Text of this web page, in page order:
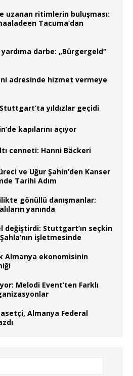
uzanan ritimlerin buluşması:
Tacuma’dan
darbe: „Bürgergeld“
adresinde hizmet vermeye
yıldızlar geçidi
kapılarını açıyor
cenneti: Hanni Bäckeri
ve Uğur Şahin’den Kanser
Tarihi Adım
gönüllü danışmanlar:
yanında
değiştirdi: Stuttgart’ın seçkin
işletmesinde
Almanya ekonomisinin
Melodi Event’ten Farklı
Almanya Federal